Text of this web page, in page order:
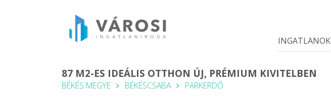
INGATLANOK
87 M2-ES IDEÁLIS OTTHON ÚJ, PRÉMIUM KIVITELBEN
BÉKÉS MEGYE BÉKÉSCSABA PARKERDŐ